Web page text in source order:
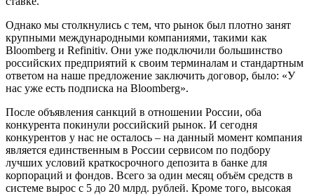
Однако мы столкнулись с тем, что рынок был плотно занят
крупными международными компаниями, такими как
Bloomberg и Refinitiv. Они уже подключили большинство
российских предприятий к своим терминалам и стандартным
ответом на наше предложение заключить договор, было: «У
нас уже есть подписка на Bloomberg».
После объявления санкций в отношении России, оба
конкурента покинули российский рынок. И сегодня
конкурентов у нас не осталось – на данный момент компания
является единственным в России сервисом по подбору
лучших условий краткосрочного депозита в банке для
корпораций и фондов. Всего за один месяц объём средств в
системе вырос с 5 до 20 млрд. рублей. Кроме того, высокая